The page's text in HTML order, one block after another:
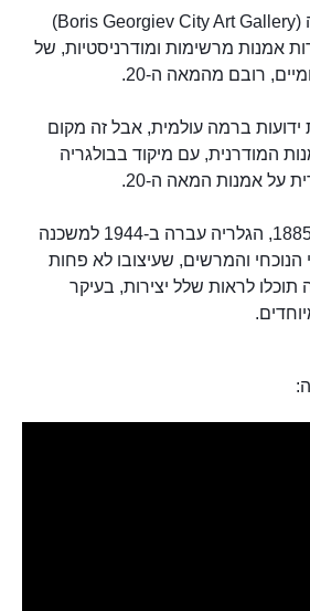
גלריה האמנות של ורנה (Boris Georgiev City Art Gallery)
אמנות מרשימות ומודרניסטיות, של
רובם מהמאה ה-20.
ידועות ברמה עולמית, אבל זה מקום
המודרנית, עם מיקוד בבולגריה
על אמנות המאה ה-20.
לאחר שהוקמה בשנת 1885, הגלריה עברה ב-1944 למשכנה
הנוכחי והמרשים, שעיצובו לא פחות
לראות שלל יצירות, בעיקר